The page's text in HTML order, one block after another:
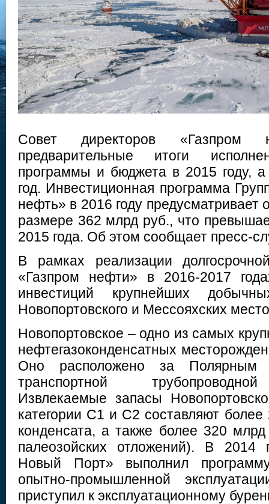
Совет директоров «Газпром
предварительные итоги
программы и бюджета в 2015 году,
год. Инвестиционная программа
нефть» в 2016 году предусматривает
размере 362 млрд руб., что
2015 года. Об этом сообщает пресс-
В рамках реализации
«Газпром нефти» в 2016-2017
инвестиций крупнейших
Новопортовского и Мессояхских
Новопортовское – одно из самых
нефтегазоконденсатных
Оно расположено за Полярным
транспортной
Извлекаемые запасы
категории C1 и С2 составляют
конденсата, а также более 320
палеозойских отложений). В 2014
Новый Порт» выполнил
опытно-промышленной
приступил к эксплуатационному